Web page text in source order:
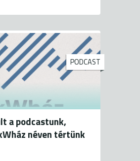
PODCAST
a podcastunk,
néven tértünk